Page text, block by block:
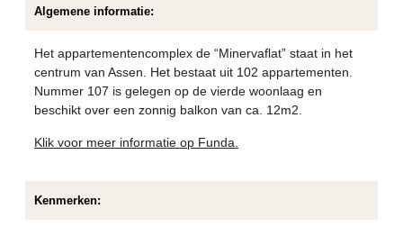
Algemene informatie:
Het appartementencomplex de “Minervaflat” staat in het
centrum van Assen. Het bestaat uit 102 appartementen.
Nummer 107 is gelegen op de vierde woonlaag en
beschikt over een zonnig balkon van ca. 12m2.
Klik voor meer informatie op Funda.
Kenmerken: